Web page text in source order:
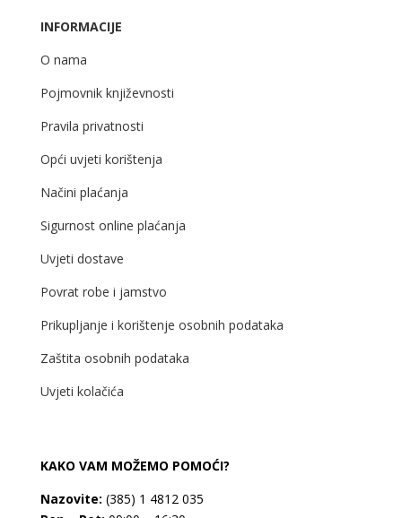
INFORMACIJE
O nama
Pojmovnik književnosti
Pravila privatnosti
Opći uvjeti korištenja
Načini plaćanja
Sigurnost online plaćanja
Uvjeti dostave
Povrat robe i jamstvo
Prikupljanje i korištenje osobnih podataka
Zaštita osobnih podataka
Uvjeti kolačića
KAKO VAM MOŽEMO POMOĆI?
Nazovite: (385) 1 4812 035